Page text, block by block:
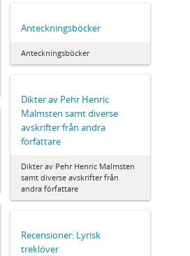
Anteckningsböcker
Anteckningsböcker
Dikter av Pehr Henric
Malmsten samt diverse
avskrifter från andra
författare
Dikter av Pehr Henric Malmsten
samt diverse avskrifter från
andra författare
Recensioner: Lyrisk
treklöver